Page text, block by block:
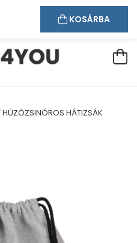
Bejelentkezés Regisztráció
HÁTIZSÁK
KOSÁRBA